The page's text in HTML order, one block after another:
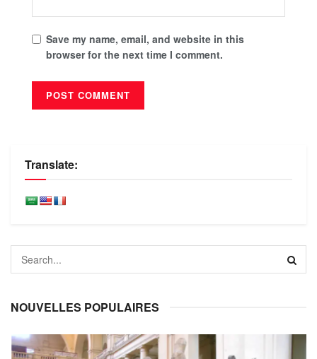
Save my name, email, and website in this
browser for the next time I comment.
Translate:
NOUVELLES POPULAIRES